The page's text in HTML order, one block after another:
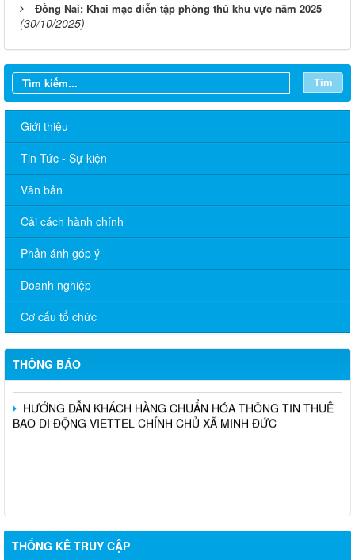
Đồng Nai: Khai mạc diễn tập phòng thủ khu vực năm 2025
(30/10/2025)
Tìm
Giới thiệu
Tin Tức - Sự kiện
Văn bản
Cải cách hành chính
Phản ánh góp ý
Doanh nghiệp
Cơ cấu tổ chức
THÔNG BÁO
TUYỂN DỤNG VIÊN CHỨC SỰ NGHIỆP GIÁO DỤC NĂM 2025
TRÊN ĐỊA BÀN XÃ MINH ĐỨC
HƯỚNG DẪN KHÁCH HÀNG CHUẨN HÓA THÔNG TIN THUÊ
BAO DI ĐỘNG VIETTEL CHÍNH CHỦ XÃ MINH ĐỨC
THỐNG KÊ TRUY CẬP